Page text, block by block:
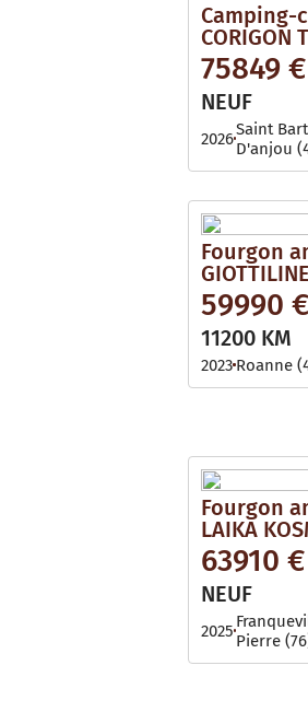
Camping-
CORIGON
75849 €
NEUF
2026Saint
D'anjou
Fourgon
59990 €
11200 KM
2023 Roanne
Fourgon
LAIKA
63910 €
NEUF
2025 Pierre